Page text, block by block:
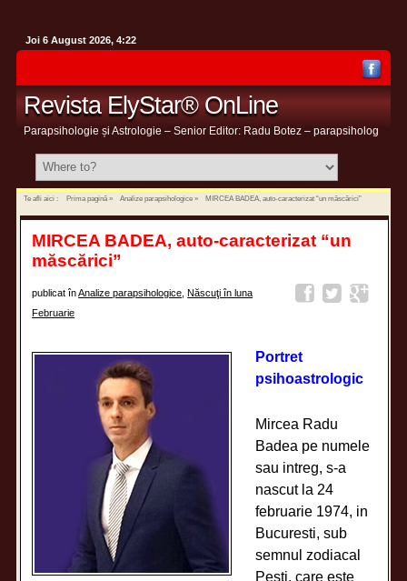
Joi 6 August 2026, 4:22
Revista ElyStar® OnLine
Parapsihologie și Astrologie – Senior Editor: Radu Botez – parapsiholog
Te afli aici : Prima pagină» Analize parapsihologice» MIRCEA BADEA, auto-caracterizat “un măscărici”
MIRCEA BADEA, auto-caracterizat “un
măscărici”
publicat înAnalize parapsihologice ,Născuţi în luna
Februarie
Portret
psihoastrologic
Mircea Radu
Badea pe numele
sau intreg, s-a
nascut la 24
februarie 1974, in
Bucuresti, sub
semnul zodiacal
Pesti, care este